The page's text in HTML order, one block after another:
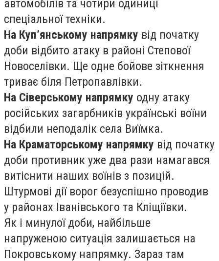
автомобілів та чотири одиниці
спеціальної техніки.
На Куп’янському напрямку від початку
доби відбито атаку в районі Степової
Новоселівки. Ще одне бойове зіткнення
триває біля Петропавлівки.
На Сіверському напрямку одну атаку
російських загарбників українські воїни
відбили неподалік села Виїмка.
На Краматорському напрямку від початку
доби противник уже два рази намагався
витіснити наших воїнів з позицій.
Штурмові дії ворог безуспішно проводив
у районах Іванівського та Кліщіївки.
Як і минулої доби, найбільше
напруженою ситуація залишається на
Покровському напрямку. Зараз там